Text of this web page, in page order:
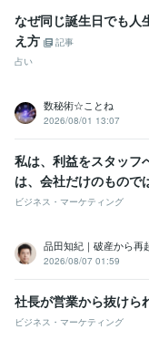
なぜ同じ誕生日でも人
え方
記事
占い
数秘術☆ことね
2026/08/01 13:07
私は、利益をスタッ
は、会社だけのもの
ビジネス・マーケティング
品田知紀｜破産から再
2026/08/07 01:59
社長が営業から抜けら
ビジネス・マーケティング